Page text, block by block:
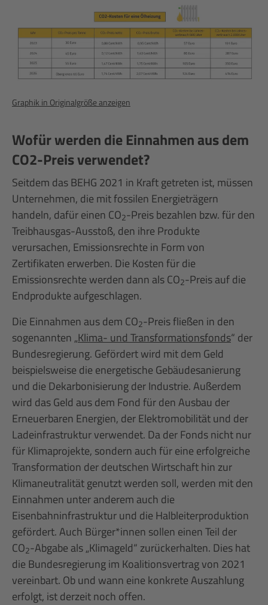
Graphik in Originalgröße anzeigen
Wofür werden die Einnahmen aus dem
CO2-Preis verwendet?
Seitdem das BEHG 2021 in Kraft getreten ist, müssen
Unternehmen, die mit fossilen Energieträgern
handeln, dafür einen CO2-Preis bezahlen bzw. für den
Treibhausgas-Ausstoß, den ihre Produkte
verursachen, Emissionsrechte in Form von
Zertifikaten erwerben. Die Kosten für die
Emissionsrechte werden dann als CO2-Preis auf die
Endprodukte aufgeschlagen.
Die Einnahmen aus dem CO2-Preis fließen in den
sogenannten „Klima- und Transformationsfonds“ der
Bundesregierung. Gefördert wird mit dem Geld
beispielsweise die energetische Gebäudesanierung
und die Dekarbonisierung der Industrie. Außerdem
wird das Geld aus dem Fond für den Ausbau der
Erneuerbaren Energien, der Elektromobilität und der
Ladeinfrastruktur verwendet. Da der Fonds nicht nur
für Klimaprojekte, sondern auch für eine erfolgreiche
Transformation der deutschen Wirtschaft hin zur
Klimaneutralität genutzt werden soll, werden mit den
Einnahmen unter anderem auch die
Eisenbahninfrastruktur und die Halbleiterproduktion
gefördert. Auch Bürger*innen sollen einen Teil der
CO2-Abgabe als „Klimageld“ zurückerhalten. Dies hat
die Bundesregierung im Koalitionsvertrag von 2021
vereinbart. Ob und wann eine konkrete Auszahlung
erfolgt, ist derzeit noch offen.